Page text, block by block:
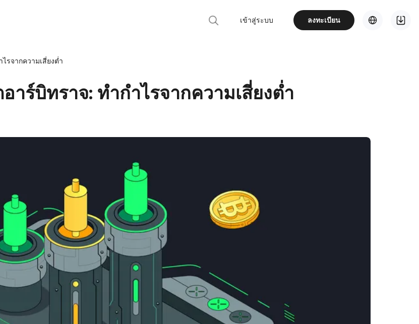
เข้าสู่ระบบ ลงทะเบียน
รจากความเสี่ยงต่ำ
าร์บิทราจ: ทำกำไรจากความเสี่ยงต่ำ